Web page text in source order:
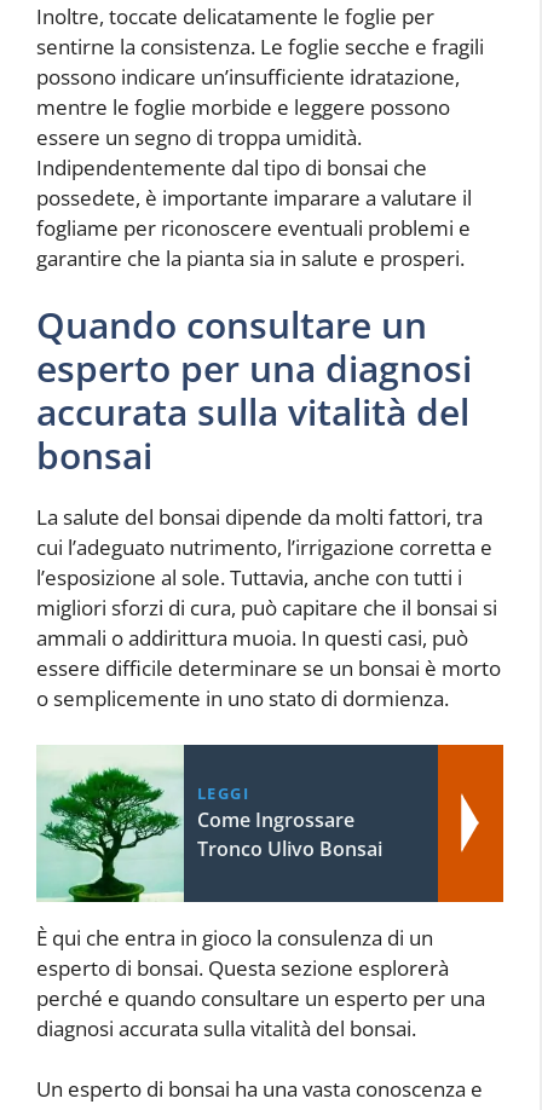
Inoltre, toccate delicatamente le foglie per
sentirne la consistenza. Le foglie secche e fragili
possono indicare un’insufficiente idratazione,
mentre le foglie morbide e leggere possono
essere un segno di troppa umidità.
Indipendentemente dal tipo di bonsai che
possedete, è importante imparare a valutare il
fogliame per riconoscere eventuali problemi e
garantire che la pianta sia in salute e prosperi.
Quando consultare un
esperto per una diagnosi
accurata sulla vitalità del
bonsai
La salute del bonsai dipende da molti fattori, tra
cui l’adeguato nutrimento, l’irrigazione corretta e
l’esposizione al sole. Tuttavia, anche con tutti i
migliori sforzi di cura, può capitare che il bonsai si
ammali o addirittura muoia. In questi casi, può
essere difficile determinare se un bonsai è morto
o semplicemente in uno stato di dormienza.
LEGGI
Come Ingrossare
Tronco Ulivo Bonsai
È qui che entra in gioco la consulenza di un
esperto di bonsai. Questa sezione esplorerà
perché e quando consultare un esperto per una
diagnosi accurata sulla vitalità del bonsai.
Un esperto di bonsai ha una vasta conoscenza e